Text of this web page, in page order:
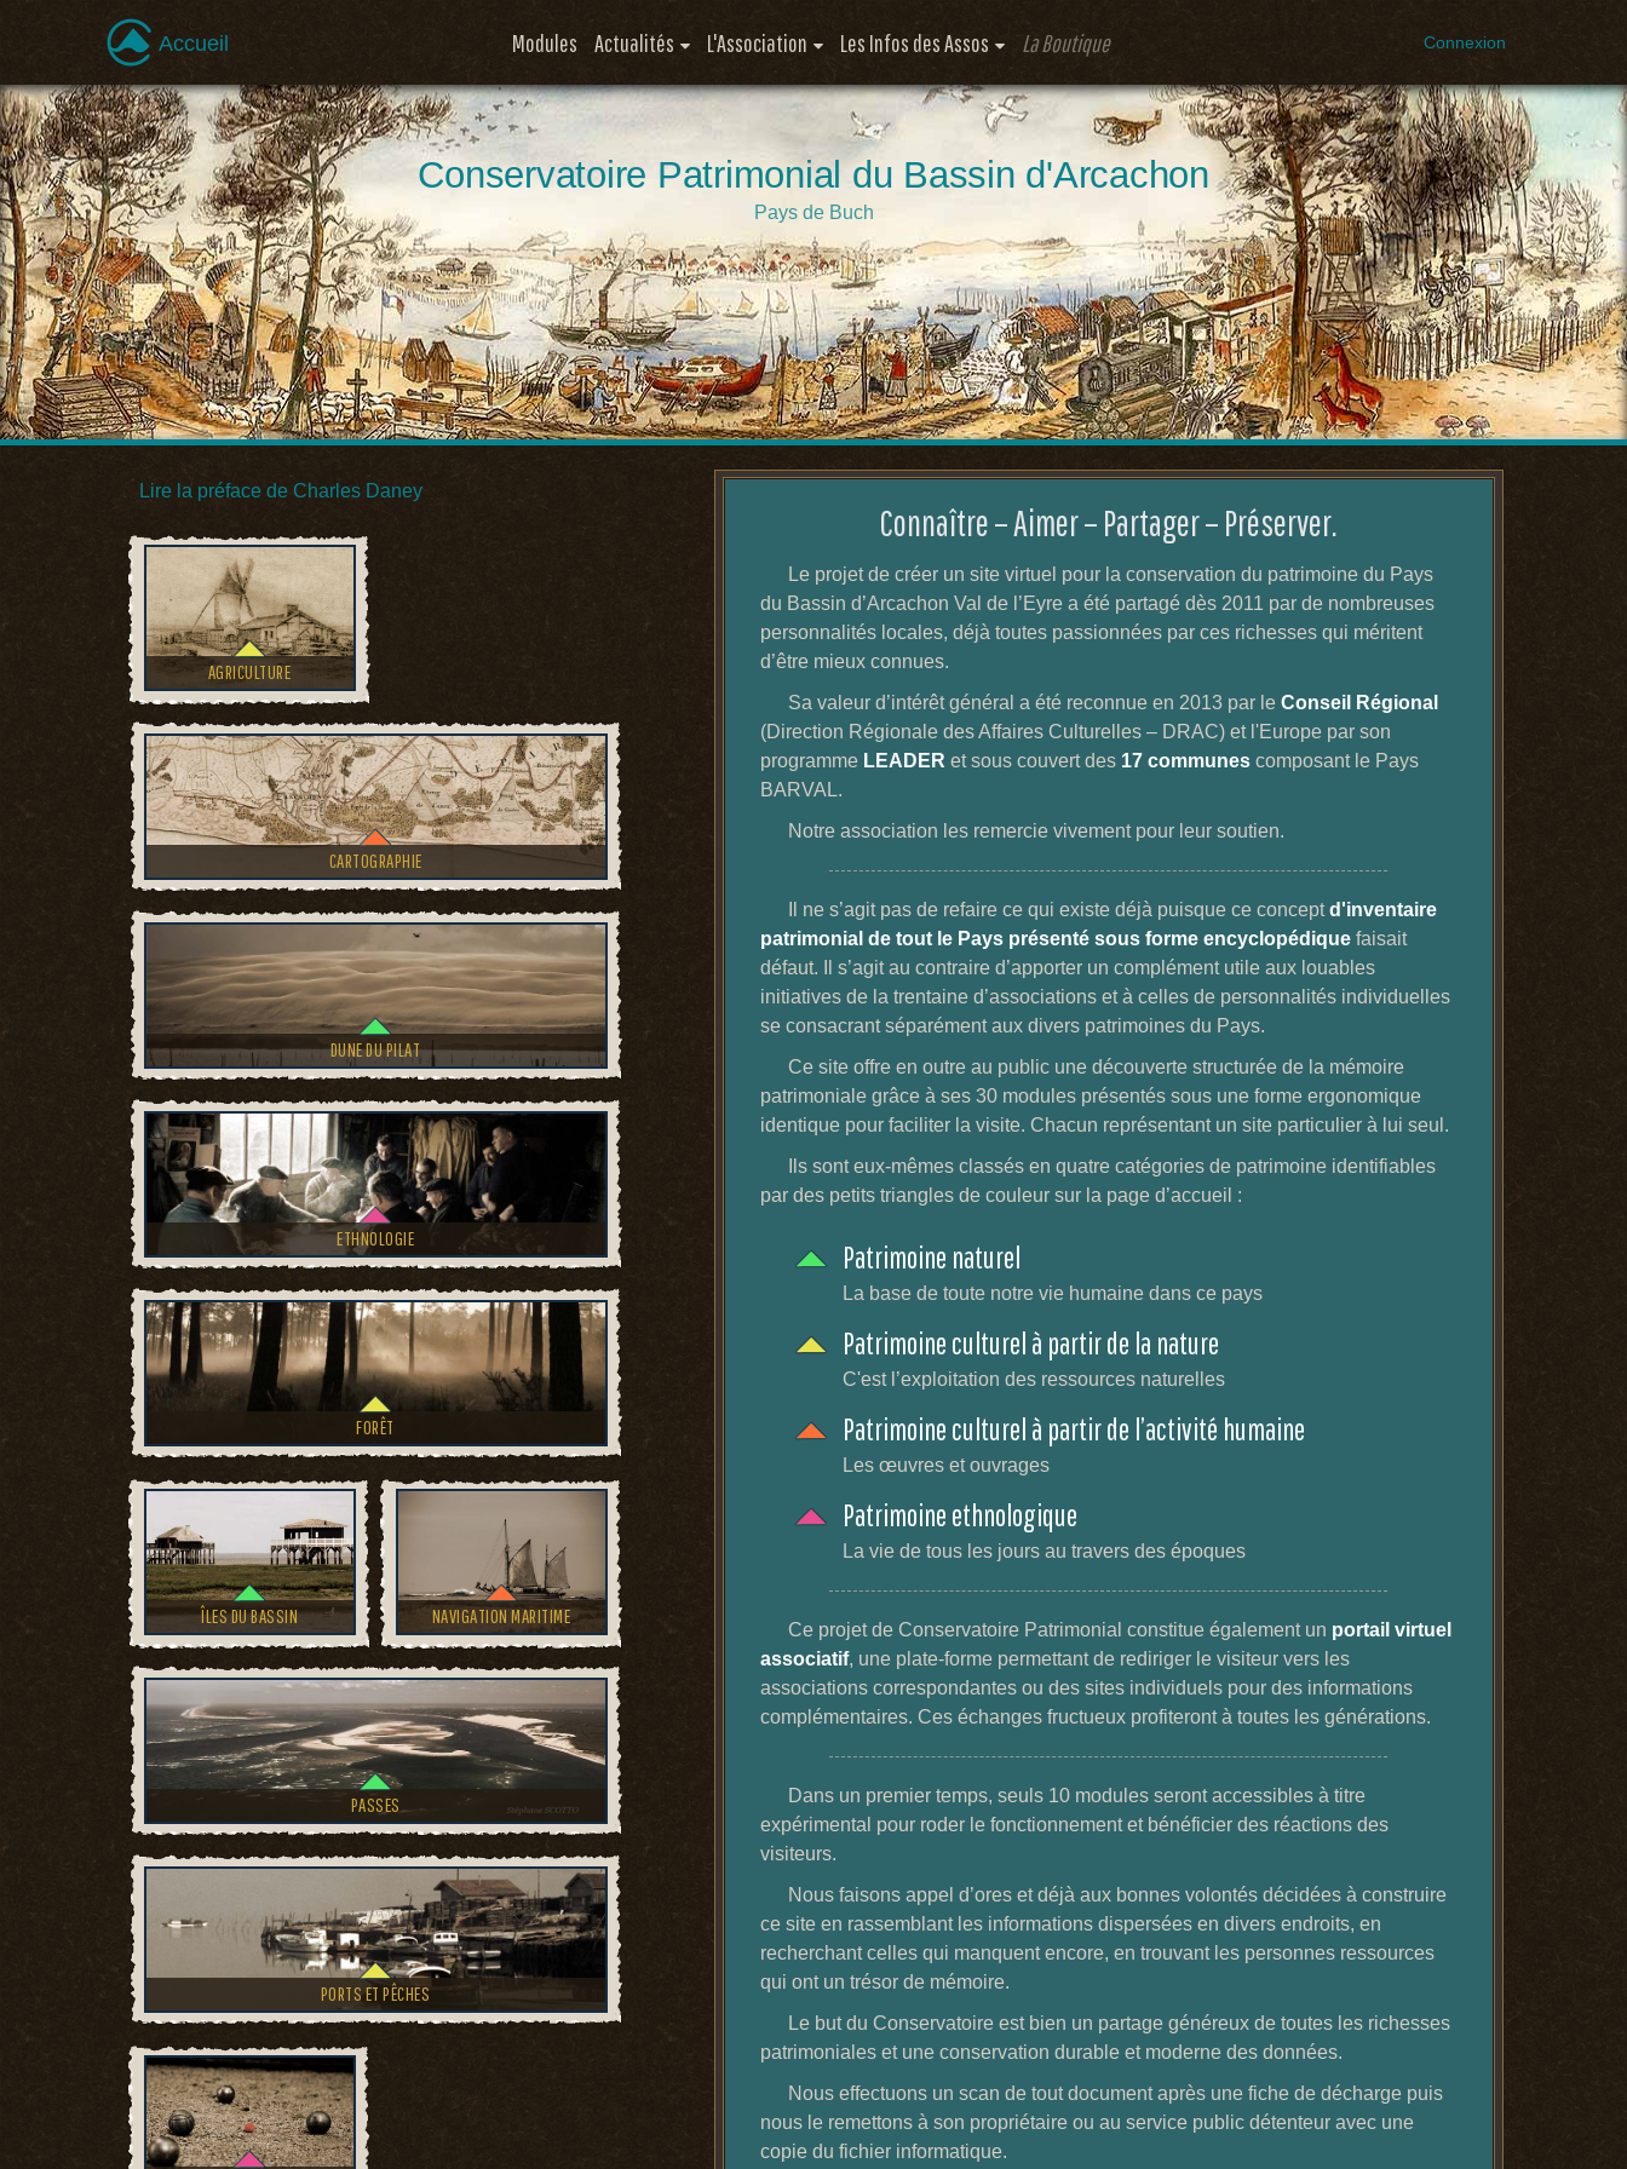
Accueil Modules Actualités L'Association Les Infos des Assos La Boutique Connexion
Conservatoire Patrimonial du Bassin d'Arcachon
Pays de Buch
Connaître – Aimer – Partager – Préserver.
Le projet de créer un site virtuel pour la conservation du patrimoine du Pays
du Bassin d’Arcachon Val de l’Eyre a été partagé dès 2011 par de nombreuses
personnalités locales, déjà toutes passionnées par ces richesses qui méritent
d’être mieux connues.
Sa valeur d’intérêt général a été reconnue en 2013 par le Conseil Régional
(Direction Régionale des Affaires Culturelles – DRAC) et l'Europe par son
programme LEADER et sous couvert des 17 communescomposant le Pays
BARVAL.
Notre association les remercie vivement pour leur soutien.
Il ne s’agit pas de refaire ce qui existe déjà puisque ce conceptd'inventaire
patrimonial de tout le Pays présenté sous forme encyclopédiquefaisait
défaut. Il s’agit au contraire d’apporter un complément utile aux louables
initiatives de la trentaine d’associations et à celles de personnalités individuelles
se consacrant séparément aux divers patrimoines du Pays.
Ce site offre en outre au public une découverte structurée de la mémoire
patrimoniale grâce à ses 30 modules présentés sous une forme ergonomique
identique pour faciliter la visite. Chacun représentant un site particulier à lui seul.
Ils sont eux-mêmes classés en quatre catégories de patrimoine identifiables
par des petits triangles de couleur sur la page d’accueil :
Patrimoine naturel
La base de toute notre vie humaine dans ce pays
Patrimoine culturel à partir de la nature
C'est l’exploitation des ressources naturelles
Patrimoine culturel à partir de l’activité humaine
Les œuvres et ouvrages
Patrimoine ethnologique
La vie de tous les jours au travers des époques
Ce projet de Conservatoire Patrimonial constitue également un portail virtuel
associatif, une plate-forme permettant de rediriger le visiteur vers les
associations correspondantes ou des sites individuels pour des informations
complémentaires. Ces échanges fructueux profiteront à toutes les générations.
Dans un premier temps, seuls 10 modules seront accessibles à titre
expérimental pour roder le fonctionnement et bénéficier des réactions des
visiteurs.
Nous faisons appel d’ores et déjà aux bonnes volontés décidées à construire
ce site en rassemblant les informations dispersées en divers endroits, en
recherchant celles qui manquent encore, en trouvant les personnes ressources
qui ont un trésor de mémoire.
Le but du Conservatoire est bien un partage généreux de toutes les richesses
patrimoniales et une conservation durable et moderne des données.
Nous effectuons un scan de tout document après une fiche de décharge puis
nous le remettons à son propriétaire ou au service public détenteur avec une
copie du fichier informatique.
Lire la préface de Charles Daney
AGRICULTURE
CARTOGRAPHIE
DUNE DU PILAT
ETHNOLOGIE
FORÊT
ÎLES DU BASSIN NAVIGATION MARITIME
PASSES
PORTS ET PÊCHES